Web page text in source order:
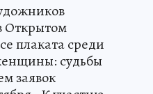
Открытом
плаката среди
судьбы
заявок